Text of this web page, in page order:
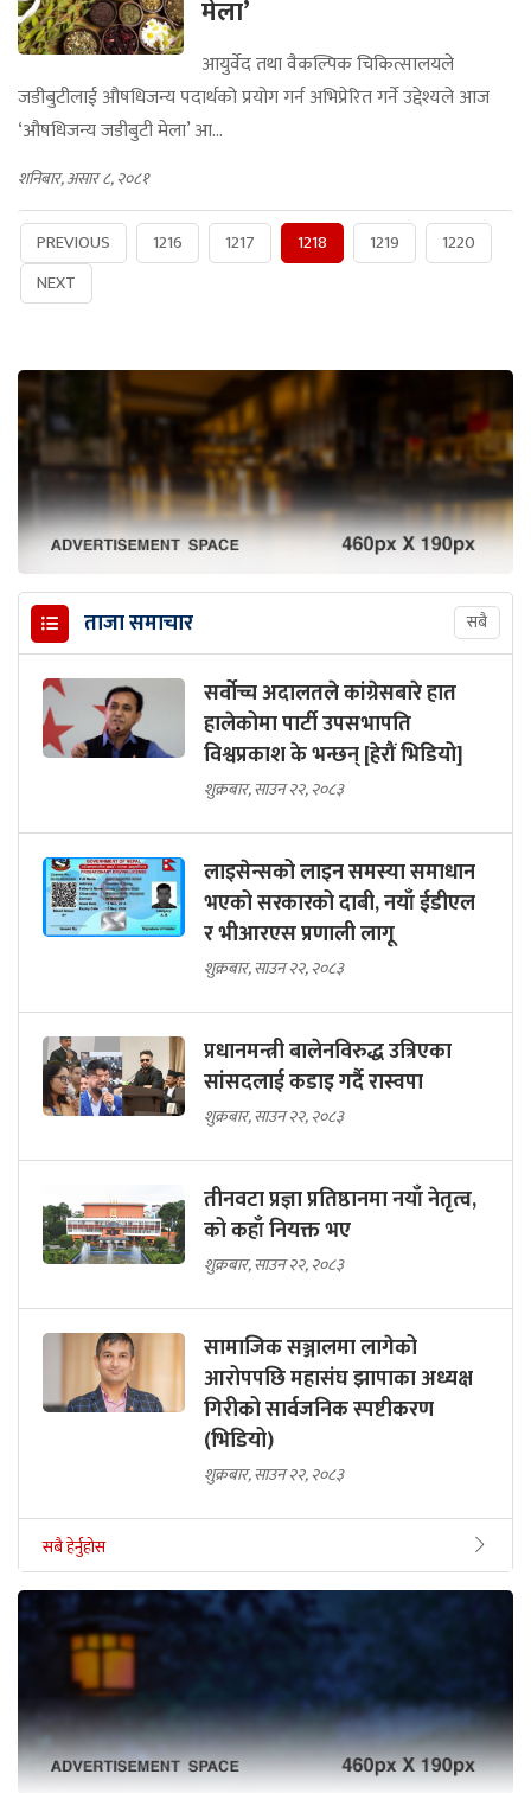
मेला’
आयुर्वेद तथा वैकल्पिक चिकित्सालयले
जडीबुटीलाई औषधिजन्य पदार्थको प्रयोग गर्न अभिप्रेरित गर्ने उद्देश्यले आज
‘औषधिजन्य जडीबुटी मेला’ आ...
शनिबार, असार ८, २०८१
PREVIOUS 1216 1217 1218 1219
1220
NEXT
ताजा समाचार सबै
सर्वोच्च अदालतले कांग्रेसबारे हात
हालेकोमा पार्टी उपसभापति
विश्वप्रकाश के भन्छन् [हेरौं भिडियो]
शुक्रबार, साउन २२, २०८३
लाइसेन्सको लाइन समस्या समाधान
भएको सरकारको दाबी, नयाँ ईडीएल
र भीआरएस प्रणाली लागू
शुक्रबार, साउन २२, २०८३
प्रधानमन्त्री बालेनविरुद्ध उत्रिएका
सांसदलाई कडाइ गर्दै रास्वपा
शुक्रबार, साउन २२, २०८३
तीनवटा प्रज्ञा प्रतिष्ठानमा नयाँ नेतृत्व,
को कहाँ नियक्त भए
शुक्रबार, साउन २२, २०८३
सामाजिक सञ्जालमा लागेको
आरोपपछि महासंघ झापाका अध्यक्ष
गिरीको सार्वजनिक स्पष्टीकरण
(भिडियो)
शुक्रबार, साउन २२, २०८३
सबै हेर्नुहोस